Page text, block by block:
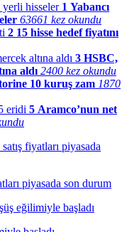
1 Yabancı
63661 kez okundu
2 15 hisse hedef fiyatını
3 HSBC,
aldı 2400 kez okundu
10 kuruş zam 1870
5 Aramco’nun net
piyasada son durum